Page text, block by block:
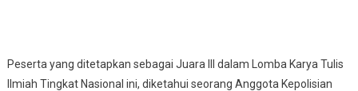
Peserta yang ditetapkan sebagai Juara III dalam Lomba Karya Tulis
Ilmiah Tingkat Nasional ini, diketahui seorang Anggota Kepolisian